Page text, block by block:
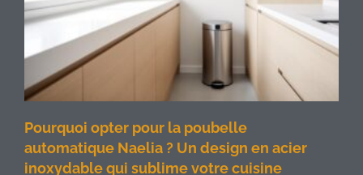
Pourquoi opter pour la poubelle
automatique Naelia ? Un design en acier
inoxydable qui sublime votre cuisine